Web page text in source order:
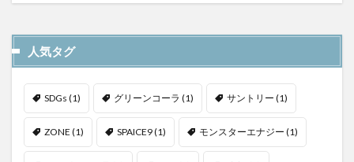
人気タグ
SDGs (1) グリーンコーラ (1) サントリー (1)
ZONE (1) SPAICE9(1) モンスターエナジー (1)